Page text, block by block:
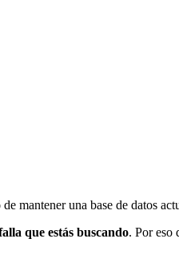
mantener una base de datos
que estás buscando. Por eso